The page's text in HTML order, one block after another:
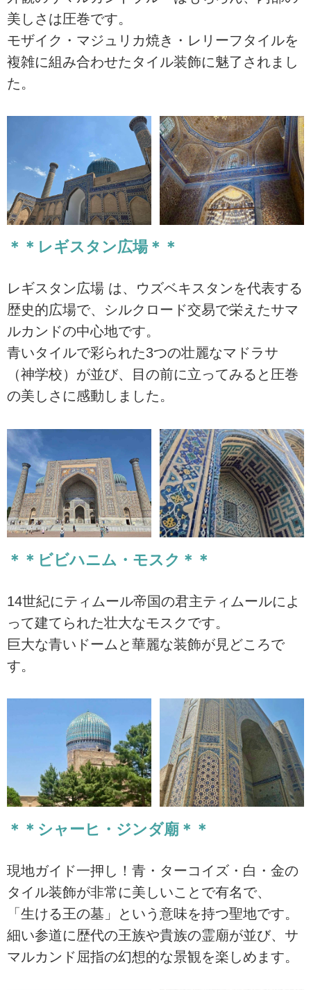
美しさは圧巻です。
モザイク・マジュリカ焼き・レリーフタイルを
複雑に組み合わせたタイル装飾に魅了されまし
た。
＊＊レギスタン広場＊＊
レギスタン広場 は、ウズベキスタンを代表する
歴史的広場で、シルクロード交易で栄えたサマ
ルカンドの中心地です。
青いタイルで彩られた3つの壮麗なマドラサ
（神学校）が並び、目の前に立ってみると圧巻
の美しさに感動しました。
＊＊ビビハニム・モスク＊＊
14世紀にティムール帝国の君主ティムールによ
って建てられた壮大なモスクです。
巨大な青いドームと華麗な装飾が見どころで
す。
＊＊シャーヒ・ジンダ廟＊＊
現地ガイド一押し！青・ターコイズ・白・金の
タイル装飾が非常に美しいことで有名で、
「生ける王の墓」という意味を持つ聖地です。
細い参道に歴代の王族や貴族の霊廟が並び、サ
マルカンド屈指の幻想的な景観を楽しめます。